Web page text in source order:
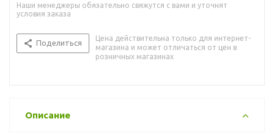
Наши менеджеры обязательно свяжутся с вами и уточнят
условия заказа
Поделиться
Цена действительна только для интернет-
магазина и может отличаться от цен в
розничных магазинах
Описание